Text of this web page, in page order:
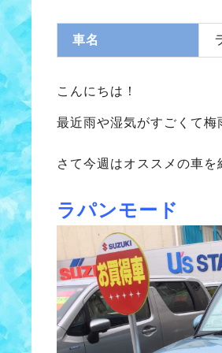
車名
こんにちは！
最近雨や湿気がすごくて
さて今週はオススメの車を
ラパンモード